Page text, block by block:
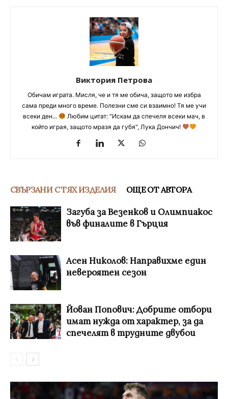
Виктория Петрова
Обичам играта. Мисля, че и тя ме обича, защото ме избра
сама преди много време. Полезни сме си взаимно! Тя ме учи
всеки ден...
Любим цитат: "Искам да спечеля всеки мач, в
който играя, защото мразя да губя", Лука Дончич!
СВЪРЗАНИ С ТЯХ ИЗДЕЛИЯ ОЩЕ ОТ АВТОРА
Загуба за Везенков и Олимпиакос
във финалите в Гърция
Асен Николов: Направихме един
невероятен сезон
Йован Попович: Добрите отбори
имат нужда от характер, за да
спечелят в трудните двубои